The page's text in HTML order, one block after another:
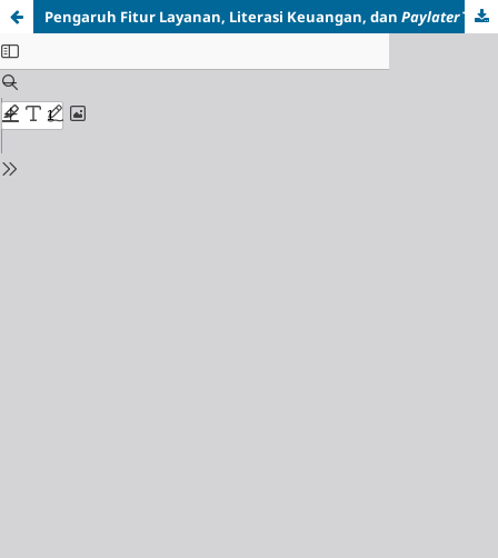
Pengaruh Fitur Layanan, Literasi Keuangan, dan PaylaterTerhadap Minat Beli Produk Elektronik pada Platform Tiktok Shop